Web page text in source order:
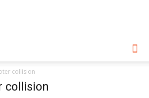
collision
collision